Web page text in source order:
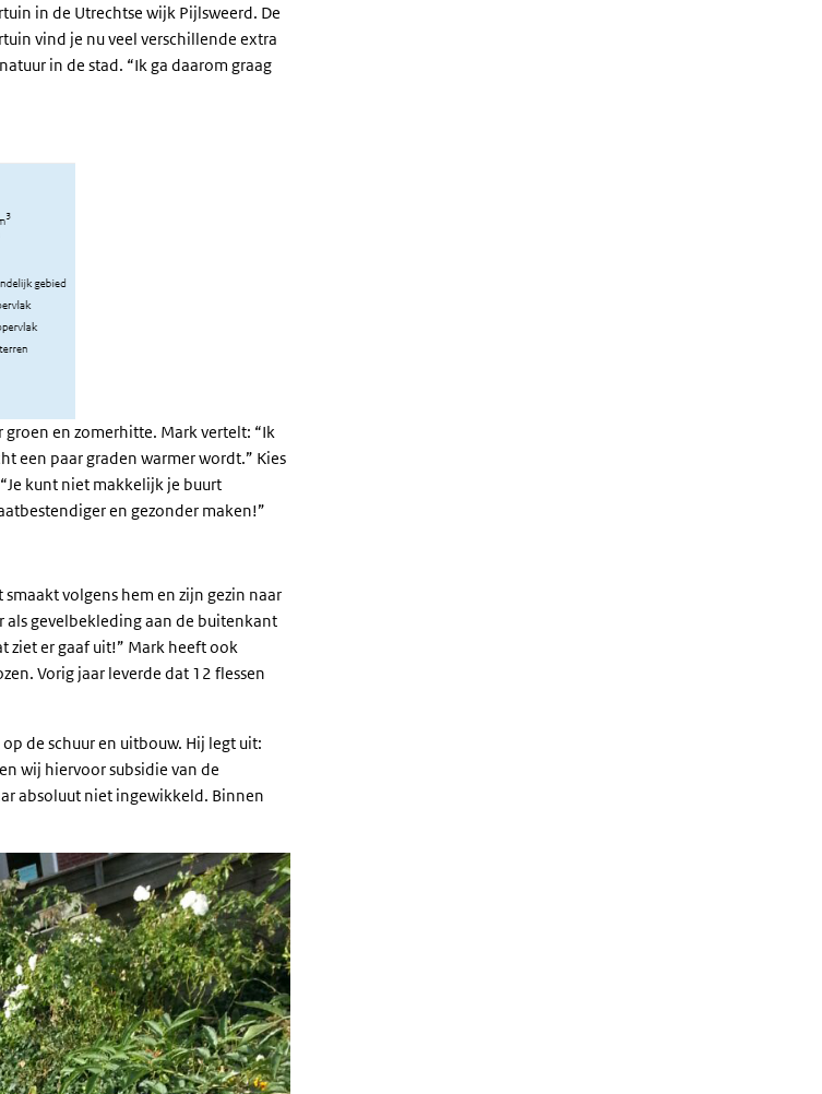
in de Utrechtse wijk Pijlsweerd. De
vind je nu veel verschillende extra
in de stad. “Ik ga daarom graag
groen en zomerhitte. Mark vertelt: “Ik
een paar graden warmer wordt.” Kies
kunt niet makkelijk je buurt
en gezonder maken!”
volgens hem en zijn gezin naar
gevelbekleding aan de buitenkant
ziet er gaaf uit!” Mark heeft ook
Vorig jaar leverde dat 12 flessen
de schuur en uitbouw. Hij legt uit:
wij hiervoor subsidie van de
absoluut niet ingewikkeld. Binnen